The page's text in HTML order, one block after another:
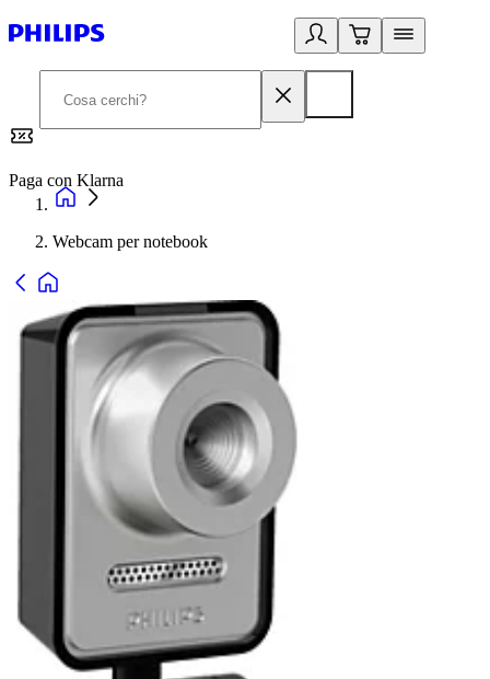
Paga con Klarna
Webcam per notebook